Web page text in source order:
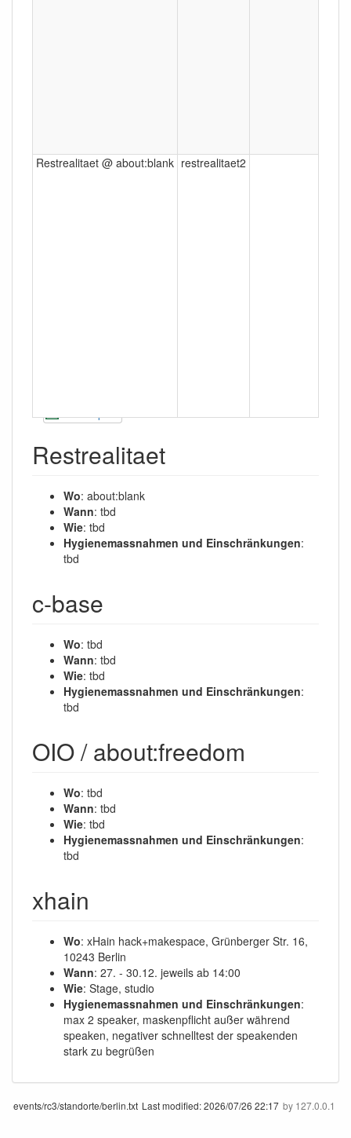
Restrealitaet @ about:blank restrealitaet2
Restrealitaet
Wo: about:blank
Wann: tbd
Wie: tbd
Hygienemassnahmen und Einschränkungen:
tbd
c-base
Wo: tbd
Wann: tbd
Wie: tbd
Hygienemassnahmen und Einschränkungen:
tbd
OIO / about:freedom
Wo: tbd
Wann: tbd
Wie: tbd
Hygienemassnahmen und Einschränkungen:
tbd
xhain
Wo: xHain hack+makespace, Grünberger Str. 16,
10243 Berlin
Wann: 27. - 30.12. jeweils ab 14:00
Wie: Stage, studio
Hygienemassnahmen und Einschränkungen:
max 2 speaker, maskenpflicht außer während
speaken, negativer schnelltest der speakenden
stark zu begrüßen
events/rc3/standorte/berlin.txt Last modified:2026/07/26 22:17 by 127.0.0.1